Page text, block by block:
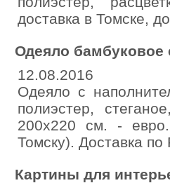
доставка в Томске,
Одеяло бамбуковое
12.08.2016
Одеяло с
полиэстер,
200х220 см. -
Томску). Доставка
Картины для